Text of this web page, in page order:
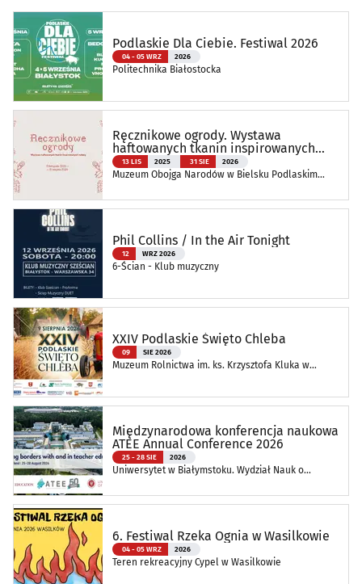
Podlaskie Dla Ciebie. Festiwal 2026
04 - 05 WRZ 2026
Politechnika Białostocka
Ręcznikowe ogrody. Wystawa
haftowanych tkanin inspirowanych
naturą
13 LIS 2025 31 SIE 2026
Muzeum Obojga Narodów w Bielsku Podlaskim
Phil Collins / In the Air Tonight
12 WRZ 2026
6-Ścian - Klub muzyczny
XXIV Podlaskie Święto Chleba
09 SIE 2026
Muzeum Rolnictwa im. ks. Krzysztofa Kluka w
Międzynarodowa konferencja naukowa
ATEE Annual Conference 2026
25 - 28 SIE 2026
Uniwersytet w Białymstoku. Wydział Nauk o
6. Festiwal Rzeka Ognia w Wasilkowie
04 - 05 WRZ 2026
Teren rekreacyjny Cypel w Wasilkowie